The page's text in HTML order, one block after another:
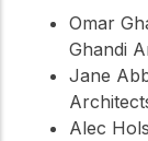
Omar
Ghandi
Jane
Alec